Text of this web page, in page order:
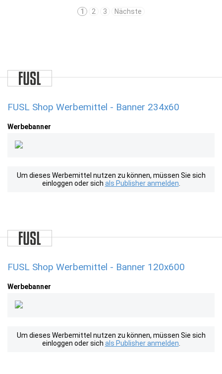
1 2 3 Nächste
FUSL Shop Werbemittel - Banner 234x60
Werbebanner
Um dieses Werbemittel nutzen zu können, müssen Sie sich
einloggen oder sich als Publisher anmelden
FUSL Shop Werbemittel - Banner 120x600
Werbebanner
Um dieses Werbemittel nutzen zu können, müssen Sie sich
einloggen oder sich als Publisher anmelden